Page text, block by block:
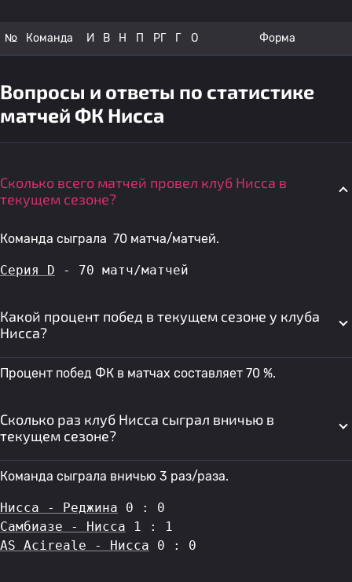
№ Команда И В Н П РГ Г О Форма
Вопросы и ответы по статистике
матчей ФК Нисса
Сколько всего матчей провел клуб Нисса в
текущем сезоне?
Команда сыграла 70 матча/матчей.
Серия D - 70 матч/матчей
Какой процент побед в текущем сезоне у клуба
Нисса?
Процент побед ФК в матчах составляет 70 %.
Сколько раз клуб Нисса сыграл вничью в
текущем сезоне?
Команда сыграла вничью 3 раз/раза.
Нисса - Реджина 0 : 0
Самбиазе - Нисса 1 : 1
AS Acireale - Нисса 0 : 0